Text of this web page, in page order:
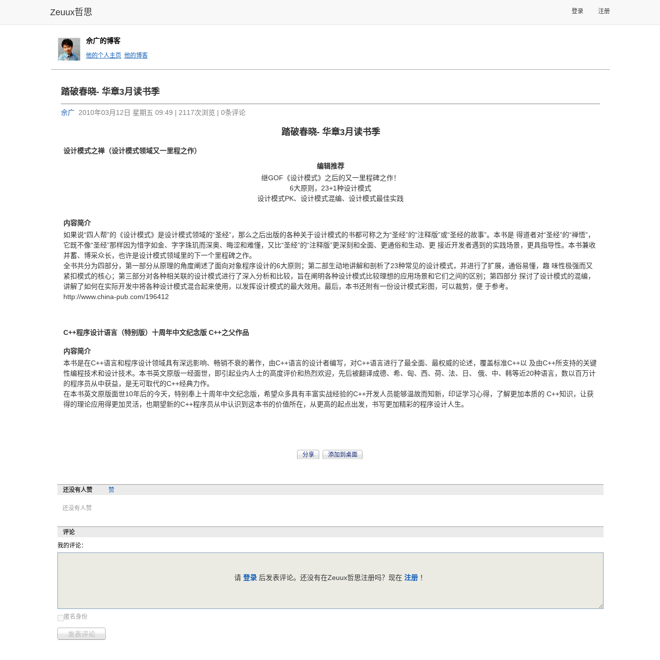
Zeuux哲思 登录 注册
佘广的博客
他的个人主页 他的博客
踏破春晓- 华章3月读书季
佘广 2010年03月12日 星期五 09:49 | 2117次浏览 | 0条评论
踏破春晓- 华章3月读书季
设计模式之禅（设计模式领域又一里程之作）
编辑推荐
继GOF《设计模式》之后的又一里程碑之作！
6大原则，23+1种设计模式
设计模式PK、设计模式混编、设计模式最佳实践
内容简介
如果说“四人帮”的《设计模式》是设计模式领域的“圣经”，那么之后出版的各种关于设计模式的书都可称之为“圣经”的“注释版”或“圣经的故事”。本书是 得道者对“圣经”的“禅悟”，
它既不像“圣经”那样因为惜字如金、字字珠玑而深奥、晦涩和难懂，又比“圣经”的“注释版”更深刻和全面、更通俗和生动、更 接近开发者遇到的实践场景，更具指导性。本书兼收
并蓄、博采众长，也许是设计模式领域里的下一个里程碑之作。
全书共分为四部分，第一部分从原理的角度阐述了面向对象程序设计的6大原则；第二部生动地讲解和剖析了23种常见的设计模式，并进行了扩展，通俗易懂，趣 味性极强而又
紧扣模式的核心；第三部分对各种相关联的设计模式进行了深入分析和比较，旨在阐明各种设计模式比较理想的应用场景和它们之间的区别；第四部分 探讨了设计模式的混编，
讲解了如何在实际开发中将各种设计模式混合起来使用，以发挥设计模式的最大效用。最后，本书还附有一份设计模式彩图，可以裁剪，便 于参考。
http://www.china-pub.com/196412
C++程序设计语言（特别版）十周年中文纪念版 C++之父作品
内容简介
本书是在C++语言和程序设计领域具有深远影响、畅销不衰的著作，由C++语言的设计者编写，对C++语言进行了最全面、最权威的论述，覆盖标准C++以 及由C++所支持的关键
性编程技术和设计技术。本书英文原版一经面世，即引起业内人士的高度评价和热烈欢迎，先后被翻译成德、希、匈、西、荷、法、日、 俄、中、韩等近20种语言，数以百万计
的程序员从中获益，是无可取代的C++经典力作。
在本书英文原版面世10年后的今天，特别奉上十周年中文纪念版，希望众多具有丰富实战经验的C++开发人员能够温故而知新，印证学习心得，了解更加本质的 C++知识，让获
得的理论应用得更加灵活，也期望新的C++程序员从中认识到这本书的价值所在，从更高的起点出发，书写更加精彩的程序设计人生。
分享 添加到桌面
还没有人赞 赞
还没有人赞
评论
我的评论：
匿名身份
发表评论
请 登录 后发表评论。还没有在Zeuux哲思注册吗？现在 注册 ！